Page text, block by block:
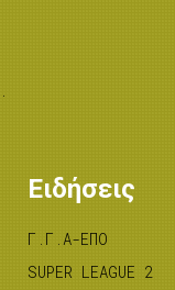
.
Ειδήσεις
Γ.Γ.Α-ΕΠΟ
SUPER LEAGUE 2